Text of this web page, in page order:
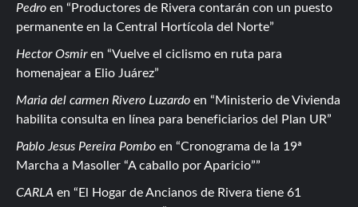
Pedro en
Productores de Rivera contarán con un puesto
permanente en la Central Hortícola del Norte
Hector Osmiren
Vuelve el ciclismo en ruta para
homenajear a Elio Juárez
Maria del carmen Rivero Luzardo en
Ministerio de Vivienda
habilita consulta en línea para beneficiarios del Plan UR
Pablo Jesus Pereira Pombo en
Cronograma de la 19ª
Marcha a Masoller “A caballo por Aparicio”
CARLA en
El Hogar de Ancianos de Rivera tiene 61